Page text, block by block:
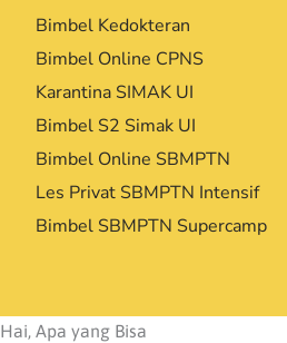
Bimbel Kedokteran
Bimbel Online CPNS
Karantina SIMAK UI
Bimbel S2 Simak UI
Bimbel Online SBMPTN
Les Privat SBMPTN Intensif
Bimbel SBMPTN Supercamp
Hai, Apa yang Bisa